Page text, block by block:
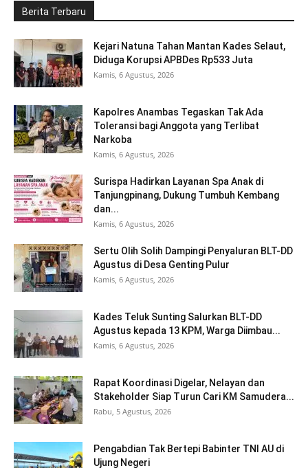
Berita Terbaru
Kejari Natuna Tahan Mantan Kades Selaut,
Diduga Korupsi APBDes Rp533 Juta
Kamis, 6 Agustus, 2026
Kapolres Anambas Tegaskan Tak Ada
Toleransi bagi Anggota yang Terlibat
Narkoba
Kamis, 6 Agustus, 2026
Surispa Hadirkan Layanan Spa Anak di
Tanjungpinang, Dukung Tumbuh Kembang
dan...
Kamis, 6 Agustus, 2026
Sertu Olih Solih Dampingi Penyaluran BLT-DD
Agustus di Desa Genting Pulur
Kamis, 6 Agustus, 2026
Kades Teluk Sunting Salurkan BLT-DD
Agustus kepada 13 KPM, Warga Diimbau...
Kamis, 6 Agustus, 2026
Rapat Koordinasi Digelar, Nelayan dan
Stakeholder Siap Turun Cari KM Samudera...
Rabu, 5 Agustus, 2026
Pengabdian Tak Bertepi Babinter TNI AU di
Ujung Negeri